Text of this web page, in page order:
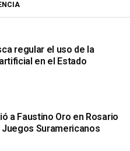
regular el uso de la
en el Estado
a Faustino Oro en Rosario
Suramericanos